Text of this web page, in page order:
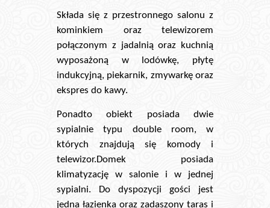
Składa się z przestronnego salonu z
kominkiem oraz telewizorem
połączonym z jadalnią oraz kuchnią
wyposażoną w lodówkę, płytę
indukcyjną, piekarnik, zmywarkę oraz
ekspres do kawy.
Ponadto obiekt posiada dwie
sypialnie typu double room, w
których znajdują się komody i
telewizor.Domek posiada
klimatyzację w salonie i w jednej
sypialni. Do dyspozycji gości jest
jedna łazienka oraz zadaszony taras i